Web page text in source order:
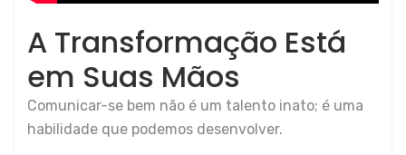
A Transformação Está
em Suas Mãos
Comunicar-se bem não é um talento inato; é uma
habilidade que podemos desenvolver.